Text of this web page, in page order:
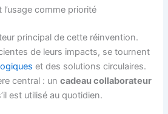
l’usage comme priorité
principal de cette réinvention.
de leurs impacts, se tournent
et des solutions circulaires.
central : uncadeau collaborateur
est utilisé au quotidien.